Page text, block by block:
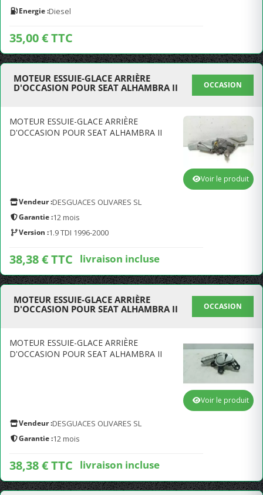
Energie :Diesel
35,00 € TTC
MOTEUR ESSUIE-GLACE ARRIÈRE
D'OCCASION POUR SEAT ALHAMBRA II
OCCASION
MOTEUR ESSUIE-GLACE ARRIÈRE
D'OCCASION POUR SEAT ALHAMBRA II
Vendeur :DESGUACES OLIVARES SL
Garantie :12 mois
Version :1.9 TDI 1996-2000
38,38 € TTC livraison incluse
Voir le produit
MOTEUR ESSUIE-GLACE ARRIÈRE
D'OCCASION POUR SEAT ALHAMBRA II
OCCASION
MOTEUR ESSUIE-GLACE ARRIÈRE
D'OCCASION POUR SEAT ALHAMBRA II
Vendeur :DESGUACES OLIVARES SL
Garantie :12 mois
38,38 € TTC livraison incluse
Voir le produit